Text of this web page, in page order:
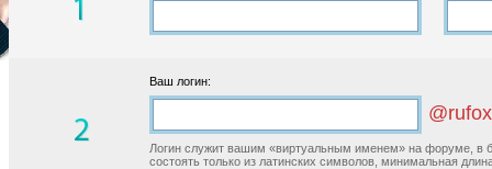
Ваш логин:
Логин служит вашим «виртуальным именем» на форуме, в
состоять только из латинских символов, минимальная